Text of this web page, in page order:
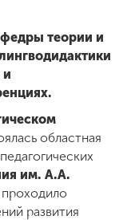
теории и
и
областная
им. А.А.
развития